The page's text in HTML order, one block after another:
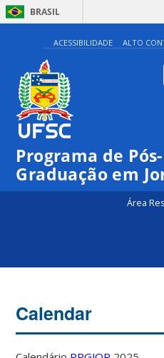
BRASIL
ACESSIBILIDADE ALTO
Programa de Pós-
Graduação em
Área
Calendar